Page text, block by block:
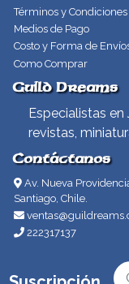
Términos y Condiciones
Medios de Pago
Costo y Forma de
Como Comprar
Guild Dreams
Especialistas
revistas,
Contáctanos
Av. Nueva
Santiago, Chile.
222317137